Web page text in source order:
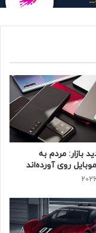
بازار عرضه می‌شود. نوع اول که ماژول شتاب دهنده باز MI200
با کارایی
بالا ساخته شده است و نوع دوم MI210 PCIe است که برای
بازار: مردم به
روی آورده‌اند